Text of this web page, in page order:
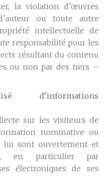
la violation d’œuvres
ou toute autre
intellectuelle de
responsabilité pour les
résultant du contenu
ou non par des tiers –
d’informations
sur les visiteurs de
nominative ou
lui sont ouvertement et
en particulier par
électroniques de ses